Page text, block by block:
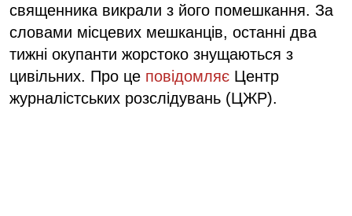
священника викрали з його помешкання. За
словами місцевих мешканців, останні два
тижні окупанти жорстоко знущаються з
цивільних. Про це повідомляє Центр
журналістських розслідувань (ЦЖР).